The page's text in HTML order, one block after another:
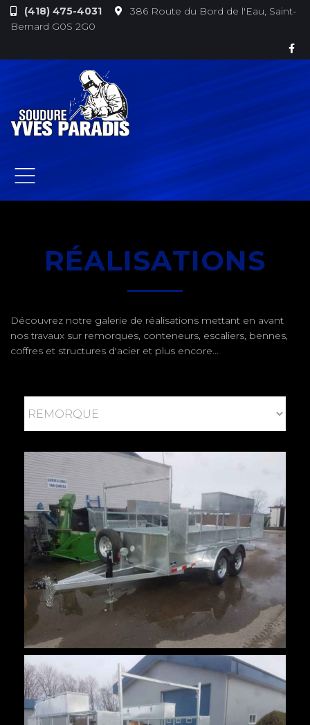
(418) 475-4031
386 Route du Bord de l'Eau, Saint-
Bernard G0S 2G0
RÉALISATIONS
Découvrez notre galerie de réalisations mettant en avant
nos travaux sur remorques, conteneurs, escaliers, bennes,
coffres et structures d'acier et plus encore...